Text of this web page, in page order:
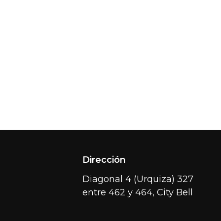
Dirección
Diagonal 4 (Urquiza) 327
entre 462 y 464, City Bell